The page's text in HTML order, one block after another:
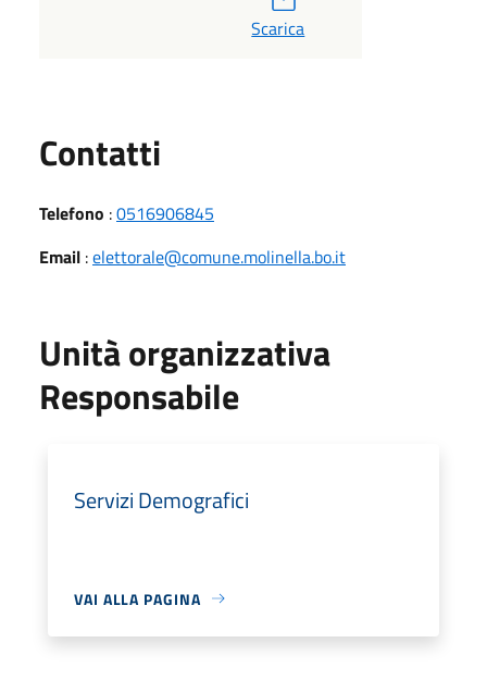
Scarica
Contatti
Telefono :0516906845
Email :elettorale@comune.molinella.bo.it
Unità organizzativa
Responsabile
Servizi Demografici
VAI ALLA PAGINA